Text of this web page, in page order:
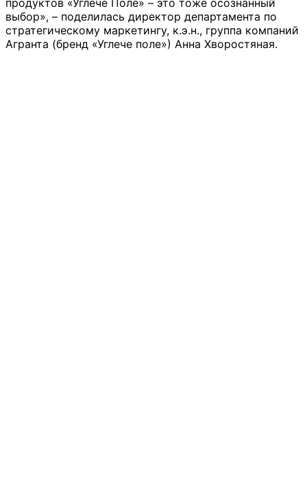
продуктов «Углече Поле» – это тоже осознанный
выбор», – поделилась директор департамента по
стратегическому маркетингу, к.э.н., группа компаний
Агранта (бренд «Углече поле») Анна Хворостяная.